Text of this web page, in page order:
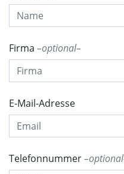
Firma optional
E-Mail-Adresse
Telefonnummer optional